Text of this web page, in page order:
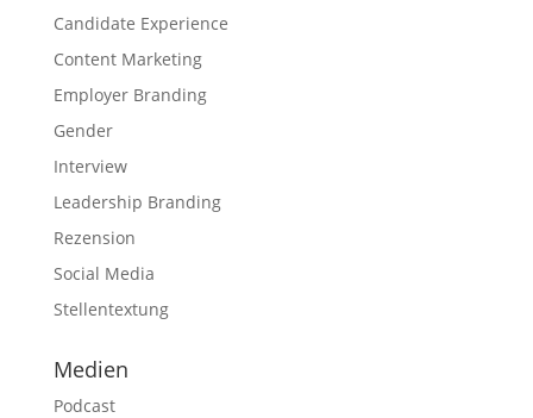
Candidate Experience
Content Marketing
Employer Branding
Gender
Interview
Leadership Branding
Rezension
Social Media
Stellentextung
Medien
Podcast